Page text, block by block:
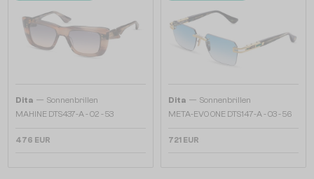
Dita — Sonnenbrillen
MAHINE DTS437-A - 02 - 53
476 EUR
Dita — Sonnenbrillen
META-EVO ONE DTS147-A - 03 - 56
721 EUR